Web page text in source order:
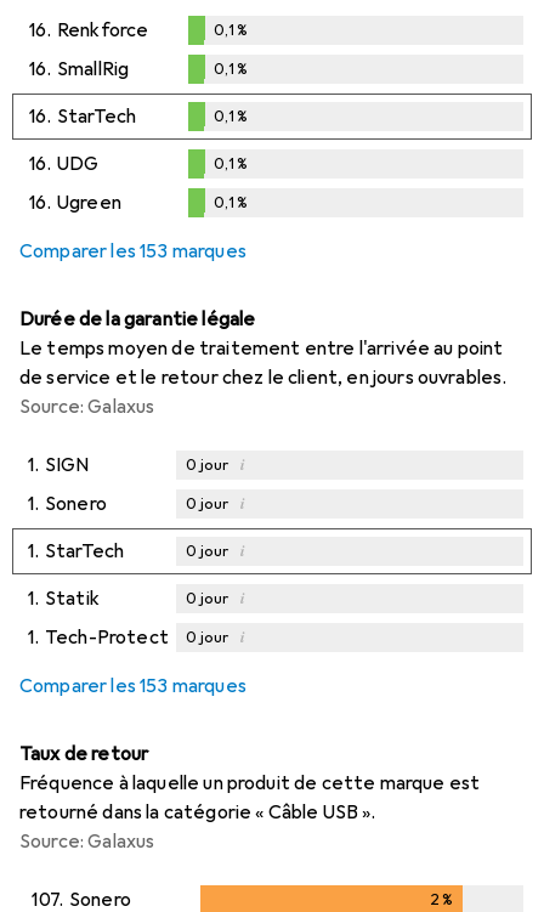
16. Renkforce
%
0,1%
16. SmallRig
0,1%
0,1%
16. StarTech
0,1%
0,1%
16. UDG
%
0,1%
16. Ugreen 0,1%
Comparer les 153 marques
Durée de la garantie légale
Le temps moyen de traitement entre l'arrivée au point
de service et le retour chez le client, en jours ouvrables.
Source: Galaxus
1. SIGN 0jour i
1. Sonero 0jour i
1. StarTech 0jour i
1. Statik 0jour i
1. Tech-Protect 0jour i
Comparer les 153 marques
Taux de retour
Fréquence à laquelle un produit de cette marque est
retourné dans la catégorie « Câble USB ».
Source: Galaxus
107. Sonero 2%